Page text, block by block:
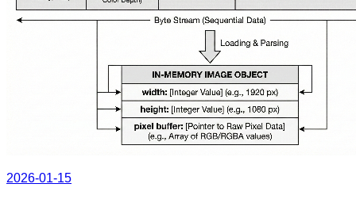
2026-01-15